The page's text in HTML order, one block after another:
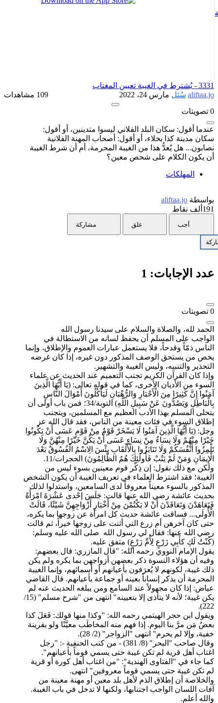
3331 -
يُشترط في الغيبة تعيين المغتاب
aliftaa.jo سُئل مارس 24، 2022
109 مشاهدات
0 تصويتات
عندما أقول: سكان البلد الفلاني ليسوا متدينين، أو أقول:
سكان مدينة كذا بخلاء، أو أقول: أصحاب المهنة الفلانية
نصابون... هل يُعدُّ هذا من الغيبة المحرمة، أم أن شرط الغيبة
أن يكون الكلام على شحص معين؟
المهلكات
بواسطة aliftaa.jo
191ألف
نقاط
أجب علق مشاركة
عدد الإجابات: 1
0 تصويتات
الحمد لله، والصلاة والسلام على سيدنا رسول الله
الواجب على المسلم أن يحفظ لسانه من الاستطالة في
الناس ذمّاً وقدحاً، فلا يستعمل عبارات العموم والإطلاق، وإنما
يخص من يستحق الوصف المذكور دون غيره، إذا كان غرضه
التحذير والتنبيه، وليس الغيبة والتشهير.
وإذا كان القرآن الكريم تجنب التعميم عند الحديث عن علماء
السوء من الأديان الأخرى، كما في قوله تعالى: (يَا أَيُّهَا الَّذِينَ
آمَنُوا إِنَّ كَثِيرًا مِنَ الْأَحْبَارِ وَالرُّهْبَانِ لَيَأْكُلُونَ أَمْوَالَ النَّاسِ
بِالْبَاطِلِ وَيَصُدُّونَ عَنْ سَبِيلِ اللَّهِ) التوبة/34؛ فمن باب أولى أن
يتحلى المسلم بهذا الأدب العظيم مع المسلمين، ويتجنب
إطلاق السوء في فئات معينة من الناس، فقد قال الله عز
وجل: (يَا أَيُّهَا الَّذِينَ آمَنُوا لَا يَسْخَرْ قَوْمٌ مِنْ قَوْمٍ عَسَى أَنْ يَكُونُوا
خَيْرًا مِنْهُمْ وَلَا نِسَاءٌ مِنْ نِسَاءٍ عَسَى أَنْ يَكُنَّ خَيْرًا مِنْهُنَّ وَلَا
تَلْمِزُوا أَنْفُسَكُمْ وَلَا تَنَابَزُوا بِالْأَلْقَابِ بِئْسَ الِاسْمُ الْفُسُوقُ بَعْدَ
الْإِيمَانِ وَمَنْ لَمْ يَتُبْ فَأُولَئِكَ هُمُ الظَّالِمُونَ) الحجرات/11.
ولكن مع ذلك نقول: إن ذِكْر قوم معينين بسوء ليس من
الغيبة؛ فقد اشترط العلماء في تعريف الغيبة أن يكون الشخص
المذكور بالسوء معيناً معروفاً لدى السامعين، واستدلوا لذلك
بحديث عائشة رضي الله عنها قالت: جَلَسَ إحْدى عَشْرَةَ امْرَأَةً
فَتَعَاهَدْنَ وَتَعَاقَدْنَ أَنْ لا يَكْتُمْنَ مِنْ أَخْبَارِ أَزْوَاجِهِنَّ شَيْئًا، قَالَتْ
الْأُولَى... فساقت عائشة حديث كل امرأة عن زوجها بما يكره،
حتى كان آخرهن أم زرع التي أثنت على زوجها خيراً، ثم قالت
رضي الله عنها: فقال لي رسول الله صلى الله عليه وسلم:
(كُنْتُ لَكِ كأَبِي زَرْعٍ لِأُمِّ زَرْعٍ) متفق عليه.
يقول الإمام النووي رحمه الله: "قال المازري: قال بعضهم:
وفيه أن هؤلاء النسوة ذكر بعضهن أزواجهن بما يكره ولم يكن
ذلك غيبة، لكونهم لا يُعرَفون بأعيانهم أو أسمائهم، وإنما الغيبة
المحرمة أن يذكر إنساناً بعينه أو جماعة بأعيانهم. قال القاضي
عياض: إذا كان مجهولاً عند السامع ومن يبلغه الحديث عنه لم
يكن غيبة؛ لأنه لا يتأذى إلا بتعيينه" انتهى من "شرح مسلم" (15/
222).
ويقول ابن حجر الهيتمي رحمه الله: "وكذا منها قولك: فَعَلَ كذا
بعضُ مَن مرَّ بنا اليوم. إذا فهم منه المخاطَب معيَّنًا ولو بقرينة
خفية، وإلا لم يحرم" انتهى "الزواجر" (2/ 28).
وقال صاحب "البحر" (8/ 381) - من كتب الحنفية -: "رجل
اغتاب أهل قرية لم تكن غيبة حتى يسمي قوماً بأعيانهم".
كما جاء في "الفتاوى الهندية": "من اغتاب أهل كورة أو قرية
لم تكن غيبة حتى يسمي قوماً معروفين" انتهى.
والخلاصة أن إطلاق الذم لأهل بلد معين أو مهنة معينة من
آفات اللسان الواجب اجتنابها، ولكنها لا تدخل في باب الغيبة.
والله أعلم.